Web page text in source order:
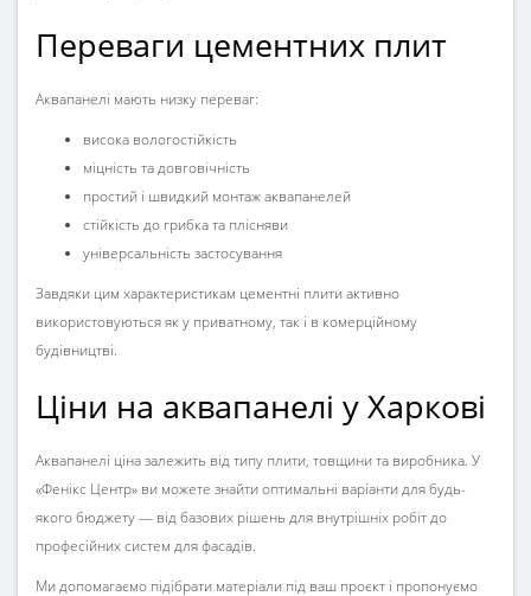
Переваги цементних плит
Аквапанелі мають низку переваг:
висока вологостійкість
міцність та довговічність
простий і швидкий монтаж аквапанелей
стійкість до грибка та плісняви
універсальність застосування
Завдяки цим характеристикам цементні плити активно
використовуються як у приватному, так і в комерційному
будівництві.
Ціни на аквапанелі у Харкові
Аквапанелі ціна залежить від типу плити, товщини та виробника. У
«Фенікс Центр» ви можете знайти оптимальні варіанти для будь-
якого бюджету — від базових рішень для внутрішніх робіт до
професійних систем для фасадів.
Ми допомагаємо підібрати матеріали під ваш проєкт і пропонуємо